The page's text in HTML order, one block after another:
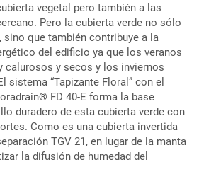
vegetal pero también a las
Pero la cubierta verde no sólo
sino que también contribuye a la
del edificio ya que los veranos
calurosos y secos y los inviernos
sistema “Tapizante Floral” con el
FD 40-E forma la base
duradero de esta cubierta verde con
Como es una cubierta invertida
TGV 21, en lugar de la manta
la difusión de humedad del